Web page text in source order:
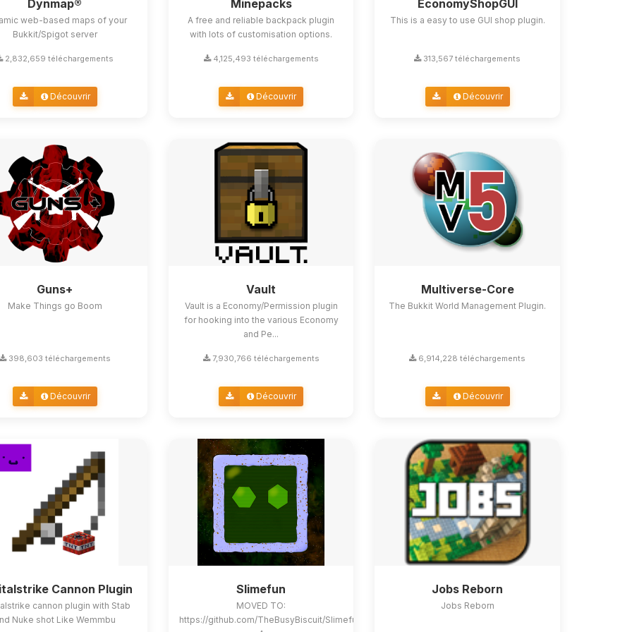
Dynmap®
web-based maps of your
Bukkit/Spigot server
2,832,659 téléchargements
Découvrir
Minepacks
A free and reliable backpack plugin
with lots of customisation options.
4,125,493 téléchargements
Découvrir
EconomyShopGUI
This is a easy to use GUI shop plugin.
313,567 téléchargements
Découvrir
Guns+
Make Things go Boom
398,603 téléchargements
Découvrir
Vault
Vault is a Economy/Permission plugin
for hooking into the various Economy
and Pe...
7,930,766 téléchargements
Découvrir
Multiverse-Core
The Bukkit World Management Plugin.
6,914,228 téléchargements
Découvrir
Cannon Plugin
cannon plugin with Stab
Nuke shot Like Wemmbu
Slimefun
MOVED TO:
https://github.com/TheBusyBiscuit/Slimefun4#slimefun-
Jobs Reborn
Jobs Reborn